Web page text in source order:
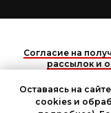
Согласие на
рассылок и
Оставаясь на
cookies и